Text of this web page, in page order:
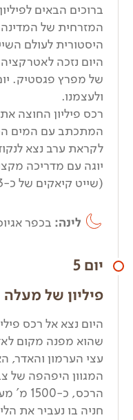
ברוכים הבאים
המזרחית של
היסטורית לעולם
היום נזכה
של מפרץ פגסטיק.
ולעצמנו.
רכס פיליון החוצה את
המתכתב עם המים
לקראת ערב נצא
יוגה עם מדריכה
(שייט קיאקים של כ-3 שעות +סשן יוגה).
לינה: בכפר
יום 5
פיליון של מעלה
היום נצא אל רכס
שהוא מפנה מקום
עצי הערמון והאדר,
המגוון היפהפה של
הרכס,
חניה בו נעביר את